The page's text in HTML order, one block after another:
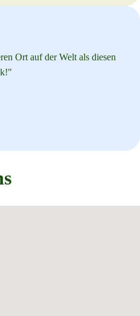
Ort auf der Welt als diesen
"